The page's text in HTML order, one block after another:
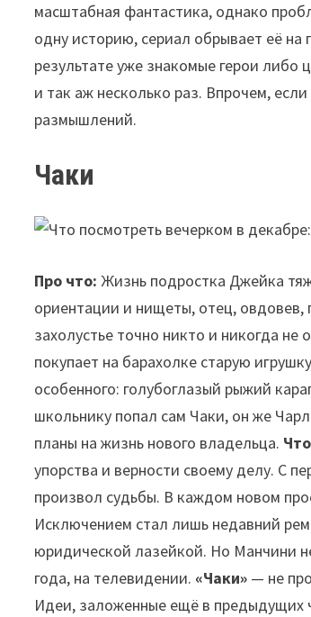
масштабная фантастика, однако
одну историю, сериал обрывает её на
результате уже знакомые герои
и так аж несколько раз. Впрочем,
размышлений.
Чаки
Про что: Жизнь подростка Джейка
ориентации и нищеты, отец, овдовев,
захолустье точно никто и никогда
покупает на барахолке старую
особенного: голубоглазый рыжий
школьнику попал сам Чаки, он же
планы на жизнь нового владельца.
упорства и верности своему делу. С
произвол судьбы. В каждом новом
Исключением стал лишь недавний
юридической лазейкой. Но Манчини
года, на телевидении. «Чаки» — не
Идеи, заложенные ещё в предыдущих